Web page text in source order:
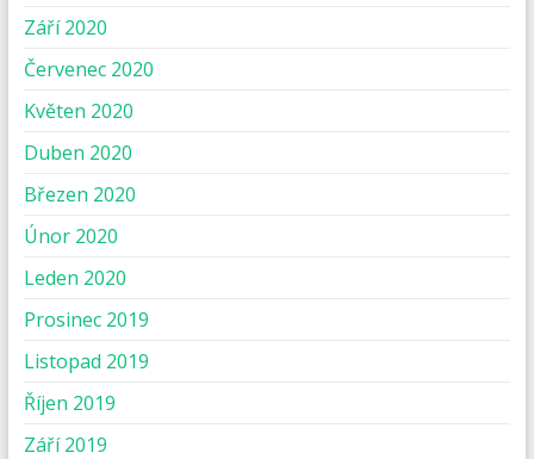
Září 2020
Červenec 2020
Květen 2020
Duben 2020
Březen 2020
Únor 2020
Leden 2020
Prosinec 2019
Listopad 2019
Říjen 2019
Září 2019